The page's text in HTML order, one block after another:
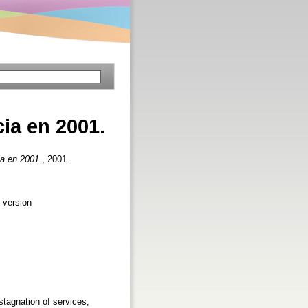
en 2001.
en 2001. , 2001
of services,